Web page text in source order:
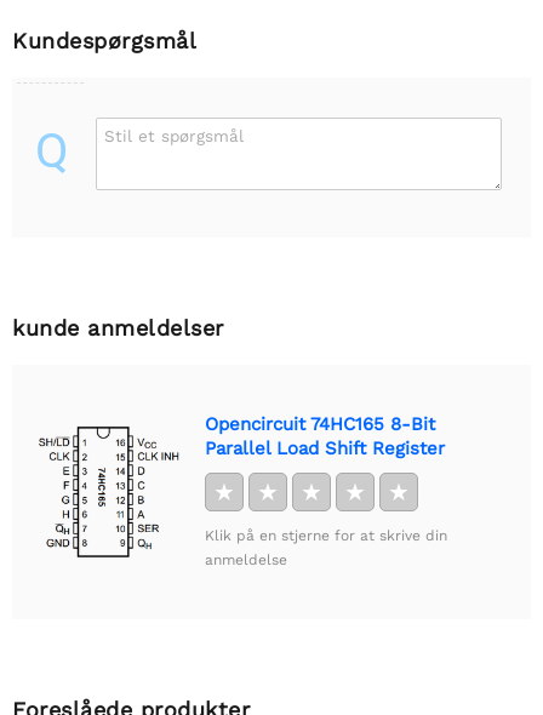
Kundespørgsmål
Q Stil et spørgsmål
kunde anmeldelser
Opencircuit 74HC165 8-Bit
Parallel Load Shift Register
★ ★ ★ ★ ★
Klik på en stjerne for at skrive din
anmeldelse